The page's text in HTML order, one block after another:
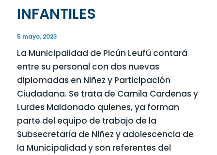
INFANTILES
5 mayo, 2023
La Municipalidad de Picún Leufú contará
entre su personal con dos nuevas
diplomadas en Niñez y Participación
Ciudadana. Se trata de Camila Cardenas y
Lurdes Maldonado quienes, ya forman
parte del equipo de trabajo de la
Subsecretaría de Niñez y adolescencia de
la Municipalidad y son referentes del